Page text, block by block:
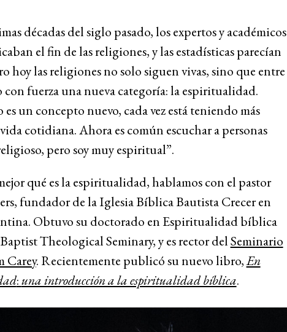
décadas del siglo pasado, los expertos y académicos
el fin de las religiones, y las estadísticas parecían
hoy las religiones no solo siguen vivas, sino que entre
con fuerza una nueva categoría: la espiritualidad.
un concepto nuevo, cada vez está teniendo más
cotidiana. Ahora es común escuchar a personas
pero soy muy espiritual”.
qué es la espiritualidad, hablamos con el pastor
fundador de la Iglesia Bíblica Bautista Crecer en
Obtuvo su doctorado en Espiritualidad bíblica
Theological Seminary, y es rector delSeminario
. Recientemente publicó su nuevo libro,En
:una introducción a la espiritualidad bíblica.